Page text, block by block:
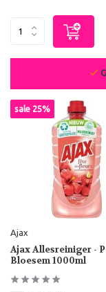
sale 25%
Ajax
Ajax Allesreiniger -
Bloesem 1000ml